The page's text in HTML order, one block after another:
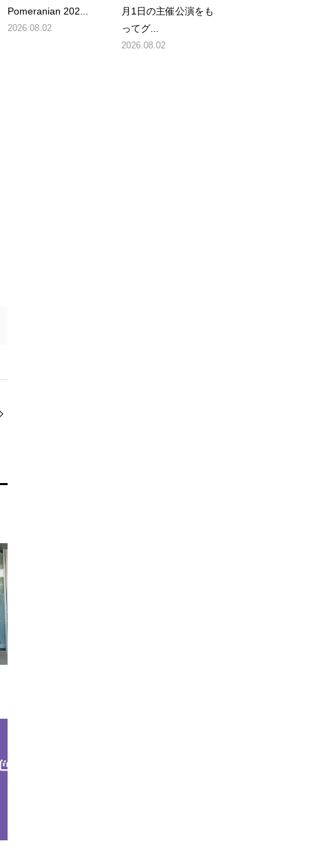
Pomeranian 202...
2026.08.02
月1日の主催公演をも
ってグ...
2026.08.02